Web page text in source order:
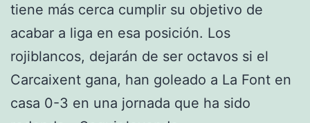
tiene más cerca cumplir su objetivo de
acabar a liga en esa posición. Los
rojiblancos, dejarán de ser octavos si el
Carcaixent gana, han goleado a La Font en
casa 0-3 en una jornada que ha sido